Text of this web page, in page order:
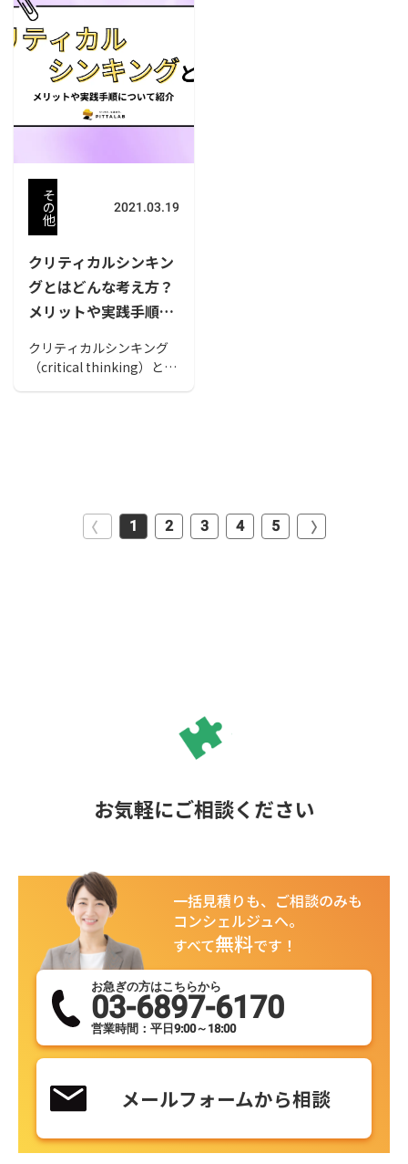
る企業は少なくありませ
ん。 この記事では主体性
のある人間の3つの特徴
や、身につけるためには
どうしたらいいのかを解
説していきます。
そ
の
他
2021.03.19
クリティカルシンキン
グとはどんな考え方？
メリットや実践手順に
クリティカルシンキング
（critical thinking）とは
ます。また習得するため
の手順についても具体的
1 2 3 4 5
お気軽にご相談ください
一括見積りも、ご相談のみも
コンシェルジュへ。
すべて無料です！
お急ぎの方はこちらから
03-6897-6170
営業時間：平日9:00～18:00
メールフォームから相談